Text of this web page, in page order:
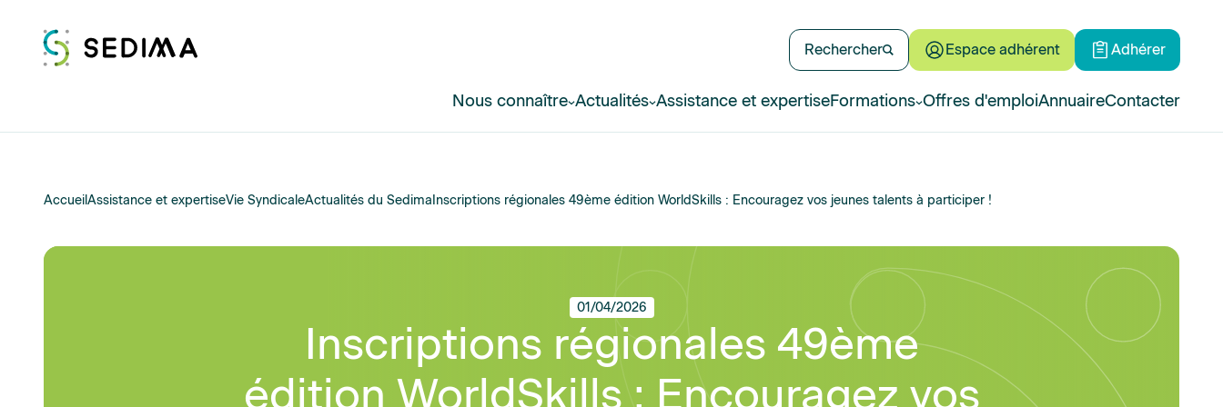
Rechercher Espace adhérent Adhérer
Nous connaître Actualités Assistance et expertiseFormations Offres d'emploiAnnuaireContacter
AccueilAssistance et expertiseVie SyndicaleActualités du Sedima Inscriptions régionales 49ème édition WorldSkills : Encouragez vos jeunes talents à participer !
01/04/2026
Inscriptions régionales 49ème
édition WorldSkills : Encouragez vos